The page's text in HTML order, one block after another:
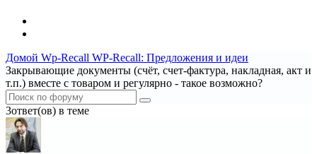
Домой Wp-Recall WP-Recall: Предложения и идеи
Закрывающие документы (счёт, счет-фактура, накладная, акт и
т.п.) вместе с товаром и регулярно - такое возможно?
3ответ(ов) в теме